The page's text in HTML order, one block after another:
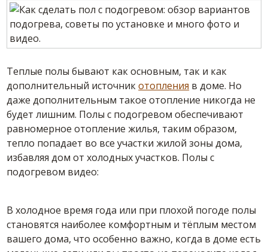
Теплые полы бывают как основным, так и как
дополнительный источникотопления в доме. Но
даже дополнительным такое отопление никогда не
будет лишним. Полы с подогревом обеспечивают
равномерное отопление жилья, таким образом,
тепло попадает во все участки жилой зоны дома,
избавляя дом от холодных участков. Полы с
подогревом видео:
В холодное время года или при плохой погоде полы
становятся наиболее комфортным и тёплым местом
вашего дома, что особенно важно, когда в доме есть